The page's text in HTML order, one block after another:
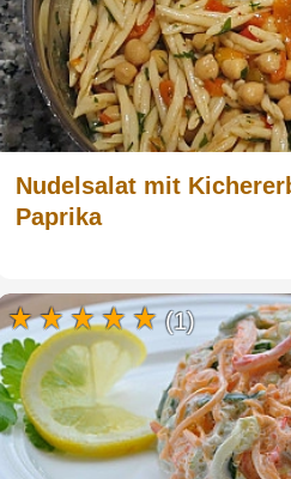
Nudelsalat mit
Paprika
(1)